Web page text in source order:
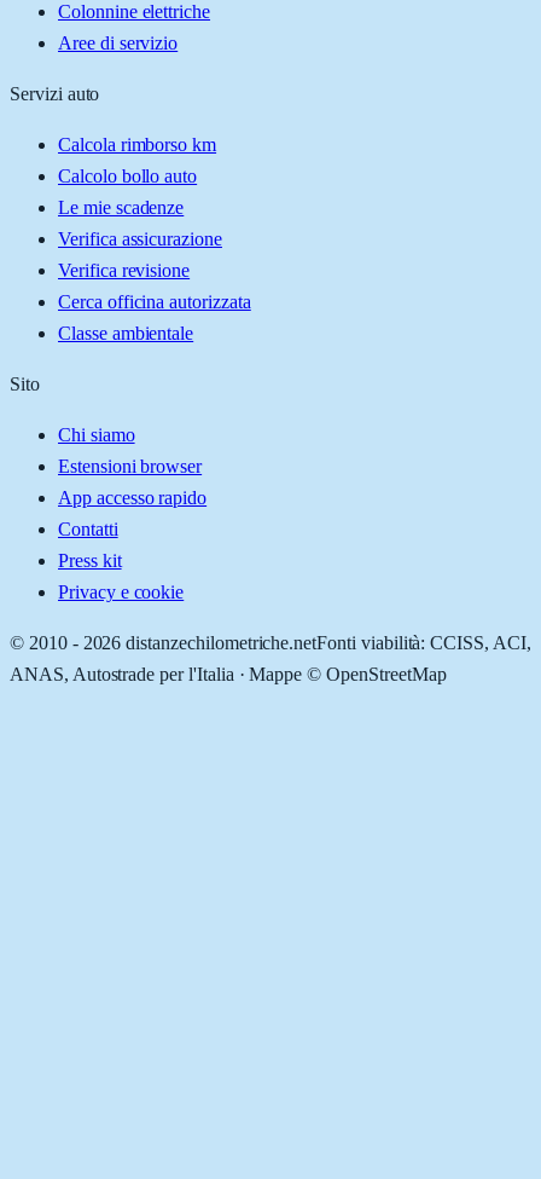
Colonnine elettriche
Aree di servizio
Servizi auto
Calcola rimborso km
Calcolo bollo auto
Le mie scadenze
Verifica assicurazione
Verifica revisione
Cerca officina autorizzata
Classe ambientale
Sito
Chi siamo
Estensioni browser
App accesso rapido
Contatti
Press kit
Privacy e cookie
© 2010 - 2026 distanzechilometriche.netFonti viabilità: CCISS, ACI,
ANAS, Autostrade per l'Italia · Mappe © OpenStreetMap